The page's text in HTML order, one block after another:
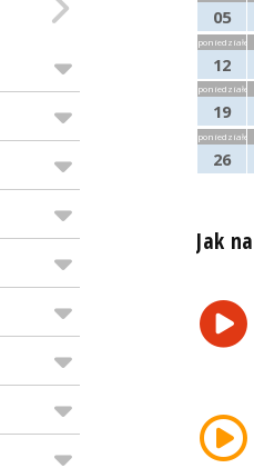
05
poniedziałek
12
poniedziałek
19
poniedziałek
26
Jak